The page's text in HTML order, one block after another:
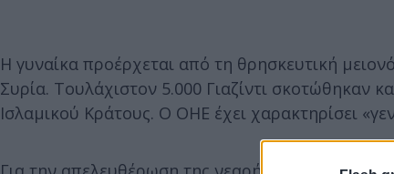
Η γυναίκα προέρχεται από τη θρησκευτική
Συρία. Τουλάχιστον 5.000 Γιαζίντι σκοτώθηκαν
Ισλαμικού Κράτους. Ο ΟΗΕ έχει χαρακτηρίσει